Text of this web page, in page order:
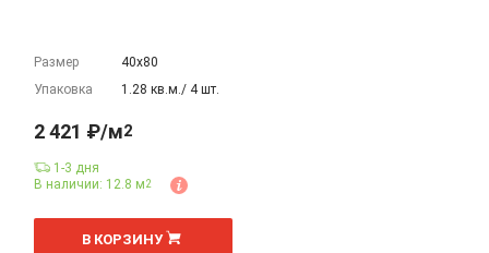
Размер
40х80
Упаковка
1.28 кв.м./ 4 шт.
2 421 ₽/м2
1-3 дня
В наличии: 12.8 м2
м
В КОРЗИНУ